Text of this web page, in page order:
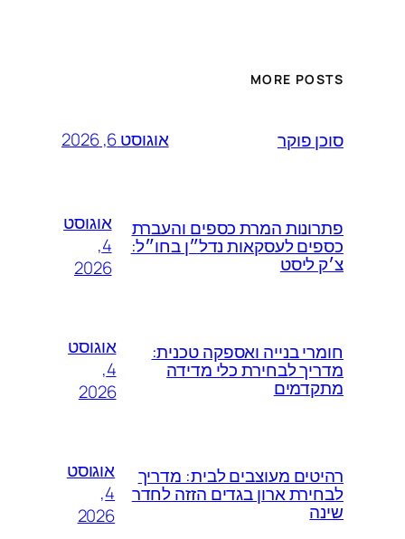
MORE POSTS
סוכן פוקר אוגוסט 6, 2026
פתרונות המרת כספים והעברת
כספים לעסקאות נדל״ן בחו״ל:
צ׳ק ליסט
אוגוסט
4,
2026
חומרי בנייה ואספקה טכנית:
מדריך לבחירת כלי מדידה
מתקדמים
אוגוסט
4,
2026
רהיטים מעוצבים לבית: מדריך
לבחירת ארון בגדים הזזה לחדר
שינה
אוגוסט
4,
2026